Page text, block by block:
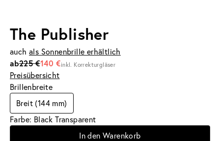
The Publisher
auch als Sonnenbrille erhältlich
ab225 €140 €inkl. Korrekturgläser
Preisübersicht
Brillenbreite
Breit (144 mm)
Farbe: Black Transparent
In den Warenkorb